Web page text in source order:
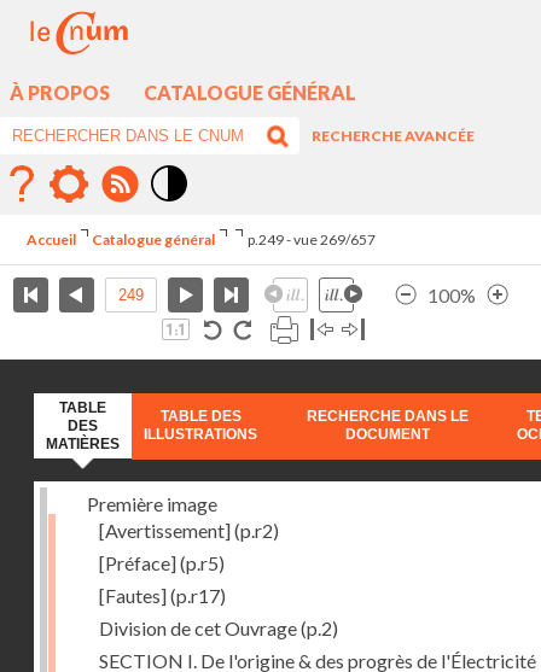
À PROPOS CATALOGUE GÉNÉRAL
RECHERCHE AVANCÉE
élévé
Accueil Catalogue général p.249 - vue 269/657
100%
TABLE
DES
MATIÈRES
TABLE DES
ILLUSTRATIONS
RECHERCHE DANS LE
DOCUMENT
Première image
[Avertissement](p.r2)
[Préface](p.r5)
[Fautes](p.r17)
Division de cet Ouvrage(p.2)
SECTION I. De l'origine & des progrès de l'Électricité